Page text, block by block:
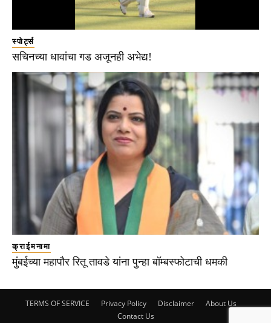
स्पोर्ट्स
सचिनच्या धावांचा गड अजूनही अभेद्य!
क्राईमनामा
मुंबईच्या महापौर रितू तावडे यांना पुन्हा बॉम्बस्फोटाची धमकी
TERMS OF SERVICE Privacy Policy Disclaimer
About Us
Contact Us